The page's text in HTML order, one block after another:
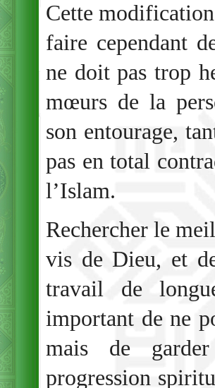
Cette
faire cependant
ne doit pas trop
mœurs de la
son entourage,
pas en total
l’Islam.
Rechercher le
vis de Dieu, et
travail de
important de ne
mais de
progression